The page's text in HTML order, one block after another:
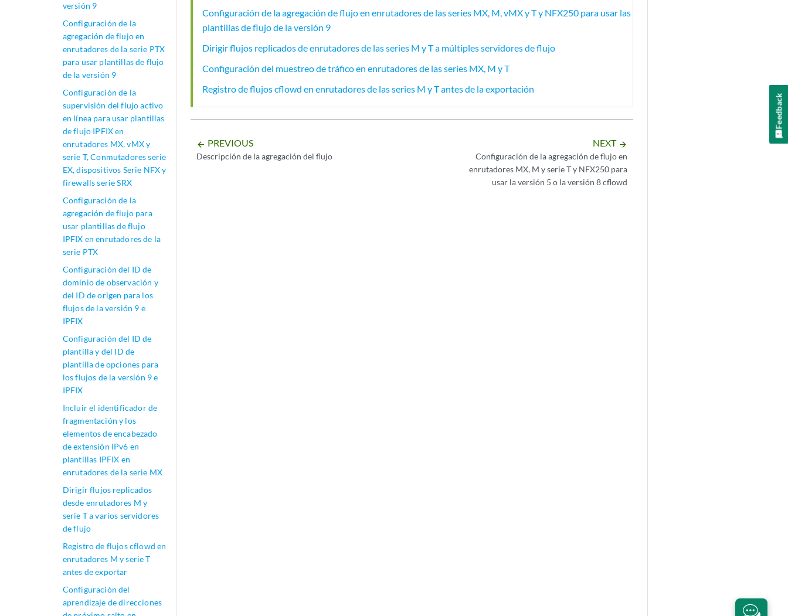
versión 9
Configuración de la
agregación de flujo en
enrutadores de la serie PTX
para usar plantillas de flujo
de la versión 9
Configuración de la
supervisión del flujo activo
en línea para usar plantillas
de flujo IPFIX en
enrutadores MX, vMX y
serie T, Conmutadores serie
EX, dispositivos Serie NFX y
firewalls serie SRX
Configuración de la
agregación de flujo para
usar plantillas de flujo
IPFIX en enrutadores de la
serie PTX
Configuración del ID de
dominio de observación y
del ID de origen para los
flujos de la versión 9 e
IPFIX
Configuración del ID de
plantilla y del ID de
plantilla de opciones para
los flujos de la versión 9 e
IPFIX
Incluir el identificador de
fragmentación y los
elementos de encabezado
de extensión IPv6 en
plantillas IPFIX en
enrutadores de la serie MX
Dirigir flujos replicados
desde enrutadores M y
serie T a varios servidores
de flujo
Registro de flujos cflowd en
enrutadores M y serie T
antes de exportar
Configuración del
aprendizaje de direcciones
Configuración de la agregación de flujo en enrutadores de las series MX, M, vMX y T y NFX250 para usar las
plantillas de flujo de la versión 9
Dirigir flujos replicados de enrutadores de las series M y T a múltiples servidores de flujo
Configuración del muestreo de tráfico en enrutadores de las series MX, M y T
Registro de flujos cflowd en enrutadores de las series M y T antes de la exportación
arrow_backward PREVIOUS
Descripción de la agregación del flujo
NEXT arrow_forward
Configuración de la agregación de flujo en
enrutadores MX, M y serie T y NFX250 para
usar la versión 5 o la versión 8 cflowd
Feedback